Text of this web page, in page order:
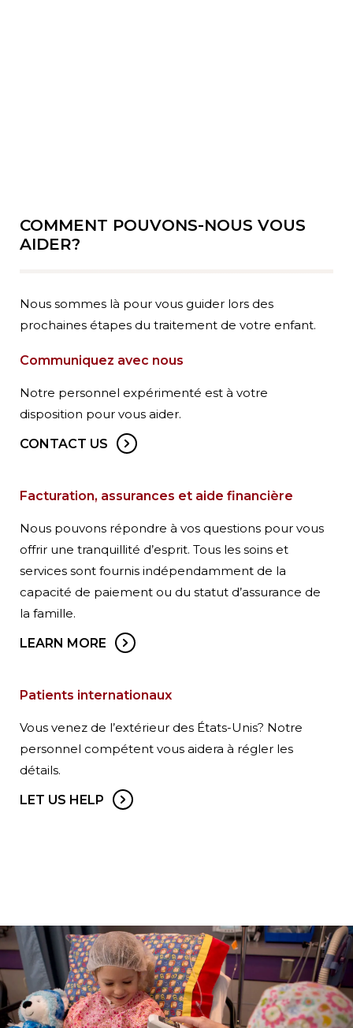
COMMENT POUVONS-NOUS VOUS
AIDER?
Nous sommes là pour vous guider lors des
prochaines étapes du traitement de votre enfant.
Communiquez avec nous
Notre personnel expérimenté est à votre
disposition pour vous aider.
CONTACT US
Facturation, assurances et aide financière
Nous pouvons répondre à vos questions pour vous
offrir une tranquillité d’esprit. Tous les soins et
services sont fournis indépendamment de la
capacité de paiement ou du statut d’assurance de
la famille.
LEARN MORE
Patients internationaux
Vous venez de l’extérieur des États-Unis? Notre
personnel compétent vous aidera à régler les
détails.
LET US HELP